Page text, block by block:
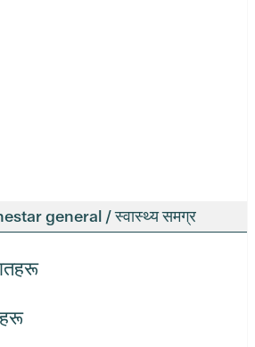
general / स्वास्थ्य समग्र